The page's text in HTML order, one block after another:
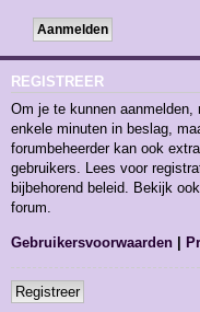
REGISTREER
Om je te kunnen
enkele minuten in beslag,
forumbeheerder kan ook
gebruikers. Lees voor
bijbehorend beleid. Bekijk
forum.
Gebruikersvoorwaarden |
Registreer